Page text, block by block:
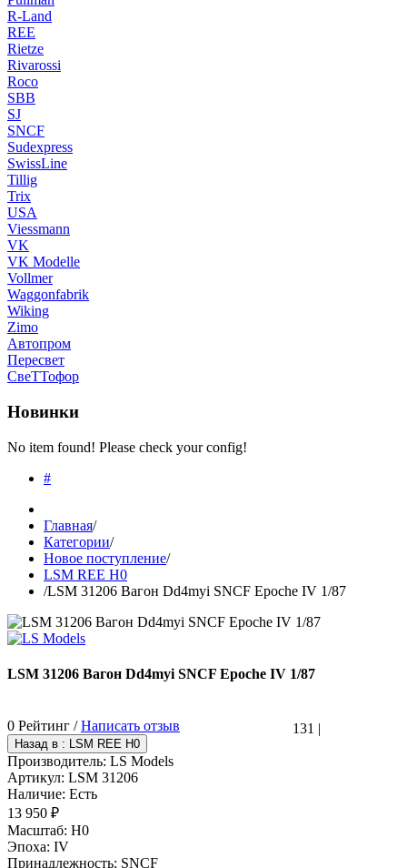
R-Land
REE
Rietze
Rivarossi
Roco
SBB
SJ
SNCF
Sudexpress
SwissLine
Tillig
Trix
USA
Viessmann
VK
VK Modelle
Vollmer
Waggonfabrik
Wiking
Zimo
Автопром
Пересвет
СвеТТофор
Новинки
No item found! Please check your config!
#
Главная/
Категории/
Новое поступление/
LSM REE H0
/LSM 31206 Вагон Dd4myi SNCF Epoche IV 1/87
LSM 31206 Вагон Dd4myi SNCF Epoche IV 1/87
131 |
0 Рейтинг /Написать отзыв
Производитель: LS Models
Артикул: LSM 31206
Наличие: Есть
13 950 ₽
Масштаб: H0
Эпоха: IV
Принадлежность: SNCF